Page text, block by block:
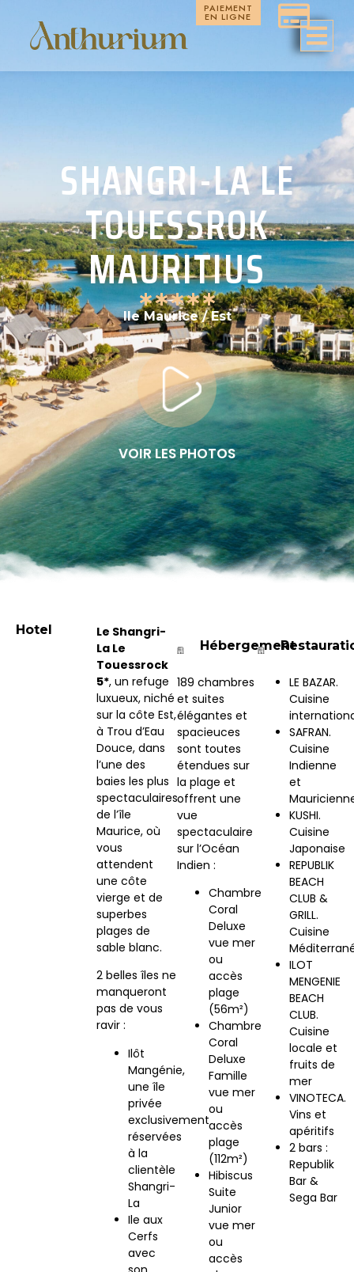
PAIEMENT
EN LIGNE
SHANGRI-LA LE
TOUESSROK
MAURITIUS
Ile Maurice / Est
VOIR LES PHOTOS
Hotel
Le Shangri-
La Le
Touessrock
5*, un refuge
luxueux, niché
sur la côte Est,
à Trou d’Eau
Douce, dans
l’une des
baies les plus
spectaculaires
de l’île
Maurice, où
vous
attendent
une côte
vierge et de
superbes
plages de
sable blanc.
2 belles îles ne
manqueront
pas de vous
ravir :
Ilôt
Mangénie,
une île
privée
exclusivement
réservées
à la
clientèle
Shangri-
La
Ile aux
Cerfs
avec
Hébergement
189 chambres
et suites
élégantes et
spacieuces
sont toutes
étendues sur
la plage et
offrent une
vue
spectaculaire
sur l’Océan
Indien :
Chambre
Coral
Deluxe
vue mer
ou
accès
plage
(56m²)
Chambre
Coral
Deluxe
Famille
vue mer
ou
accès
plage
(112m²)
Hibiscus
Suite
Junior
vue mer
ou
accès
LE BAZAR.
Cuisine
SAFRAN.
Cuisine
Indienne
et
KUSHI.
Cuisine
Japonaise
REPUBLIK
BEACH
CLUB &
GRILL.
Cuisine
ILOT
MENGENIE
BEACH
CLUB.
Cuisine
locale et
fruits de
mer
VINOTECA.
Vins et
apéritifs
2 bars :
Republik
Bar &
Sega Bar